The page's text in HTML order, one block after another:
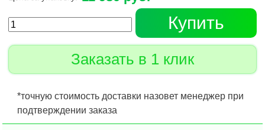
Купить
Заказать в 1 клик
*точную стоимость доставки назовет менеджер при
подтверждении заказа